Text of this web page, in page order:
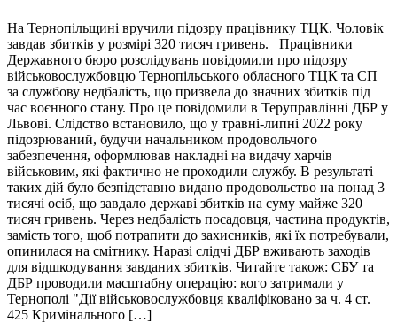
На Тернопільщині вручили підозру працівнику ТЦК. Чоловік
завдав збитків у розмірі 320 тисяч гривень. Працівники
Державного бюро розслідувань повідомили про підозру
військовослужбовцю Тернопільського обласного ТЦК та СП
за службову недбалість, що призвела до значних збитків під
час воєнного стану. Про це повідомили в Теруправлінні ДБР у
Львові. Слідство встановило, що у травні-липні 2022 року
підозрюваний, будучи начальником продовольчого
забезпечення, оформлював накладні на видачу харчів
військовим, які фактично не проходили службу. В результаті
таких дій було безпідставно видано продовольство на понад 3
тисячі осіб, що завдало державі збитків на суму майже 320
тисяч гривень. Через недбалість посадовця, частина продуктів,
замість того, щоб потрапити до захисників, які їх потребували,
опинилася на смітнику. Наразі слідчі ДБР вживають заходів
для відшкодування завданих збитків. Читайте також: СБУ та
ДБР проводили масштабну операцію: кого затримали у
Тернополі "Дії військовослужбовця кваліфіковано за ч. 4 ст.
425 Кримінального […]